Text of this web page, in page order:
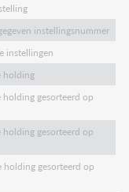
instellingsnummer
gesorteerd op
gesorteerd op
gesorteerd op